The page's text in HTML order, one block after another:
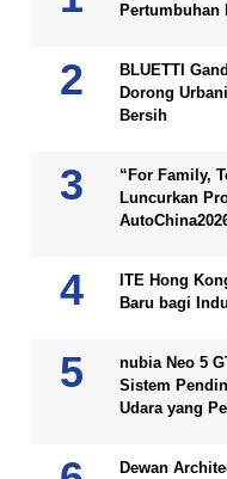
Pertumbuhan
BLUETTI
Dorong
Bersih
“For Family,
Luncurkan
ITE Hong
Baru bagi
nubia Neo 5
Sistem
Udara yang
Dewan